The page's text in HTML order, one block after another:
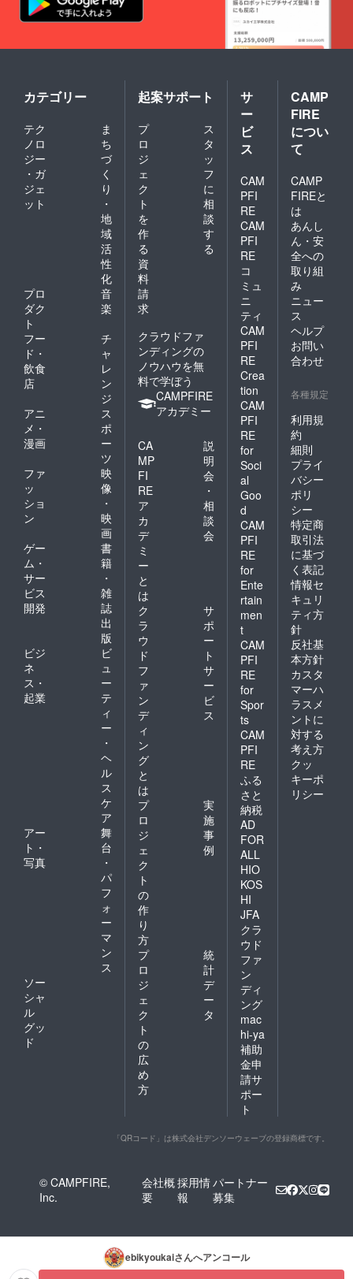
で、他
の海老
では満
ど！無
性に食
べたく
なるこ
とがあ
りぷり
の食感
と濃厚
な甘み
は、一
度食べ
たら忘
れられ
ませ
ん。こ
れから
もずっ
とリ
ピート
しま
す！ ＊
事項＊
は食べ
る直前
に流水
にあて
解凍を
行い、
再冷凍
は避け
てくだ
さい。
必ず加
熱して
からお
召し上
がりく
ださ
い。
の対応
有無：
れない
は行わ
れない
のでご
注意く
ださ
い。 ・
支援者
絡手段
（メー
ル、オ
ンライ
ンビデ
オ通
話）
採用可
否の連
法：日
専用
メール
アドレ
ス ・採
用可否
の時
期：ご
ただい
てから
10日以
内 ・採
用され
なかっ
た場合
の対応
有無：
採用さ
れない
場合、
返金等
は行わ
れない
ださ
支援者
との連
絡手段
（メー
ル、オ
ンライ
ンビデ
オ通
話）
ンテスト募集開
始：２０２５年
５月１日(木)～
７月２０日(日)
年５月１２日
(月)～６月３０
日(月) 審査期
間：２０２５年
８月１日(金)～
２９日(金) 受賞
発表：２０２５
(月・祝)（海老
の日） ・開催場
所：オンライン
・対象者：３才
～満１８才 ・賞
品：日本海老協
会認定の豪華え
び商品 ・参加
費：無料
カテゴリー
テク
ノロ
ジー
・ガ
ジェ
ット
ま
ち
づ
く
り
・
地
域
活
性
化
プロ
ダク
ト
音
楽
フー
ド・
飲食
店
チ
ャ
レ
ン
ジ
アニ
メ・
漫画
ス
ポ
ー
ツ
ファ
ッ
ショ
ン
映
像
・
映
画
ゲー
ム・
サー
ビス
開発
書
籍
・
雑
誌
出
版
ビジ
ネ
ス・
起業
ビ
ュ
ー
テ
ィ
ー
・
ヘ
ル
ス
ケ
ア
アー
ト・
写真
舞
台
・
パ
フ
ォ
ー
マ
ン
ス
ソー
シャ
ル
グッ
ド
起案サポート
プ
ロ
ジ
ェ
ク
ト
を
作
る
ス
タ
ッ
フ
に
相
談
す
る
資
料
請
求
クラウドファ
ンディングの
ノウハウを無
料で学ぼう
CAMPFIRE
アカデミー
CA
MP
FI
RE
ア
カ
デ
ミ
ー
と
は
説
明
会
・
相
談
会
ク
ラ
ウ
ド
フ
ァ
ン
デ
ィ
ン
グ
と
は
サ
ポ
ー
ト
サ
ー
ビ
ス
プ
ロ
ジ
ェ
ク
ト
の
作
り
方
実
施
事
例
プ
ロ
ジ
ェ
ク
ト
の
広
め
方
統
計
デ
ー
タ
サ
ー
ビ
ス
CAM
PFI
RE
CAM
PFI
RE
コ
ミュ
ニ
ティ
CAM
PFI
RE
Crea
tion
CAM
PFI
RE
for
Soci
al
Goo
d
CAM
PFI
RE
for
Ente
rtain
men
t
CAM
PFI
RE
for
Spor
ts
CAM
PFI
RE
ふる
さと
納税
AD
FOR
ALL
HIO
KOS
HI
JFA
クラ
ウド
ファ
ン
ディ
ング
mac
hi-ya
補助
金申
請サ
ポー
ト
CAMP
FIRE
につい
て
CAMP
FIREと
は
あんし
ん・安
全への
取り組
み
ニュー
ス
ヘルプ
お問い
合わせ
各種規定
利用規
約
細則
プライ
バシー
ポリ
シー
特定商
取引法
に基づ
く表記
情報セ
キュリ
ティ方
針
反社基
本方針
カスタ
マーハ
ラスメ
ントに
対する
考え方
クッ
キーポ
リシー
「QRコード」は株式会社デンソーウェーブの登録商標です。
© CAMPFIRE,
Inc.
会社概
要
採用情
報
パートナー
募集
ebikyoukaiさんへアンコール